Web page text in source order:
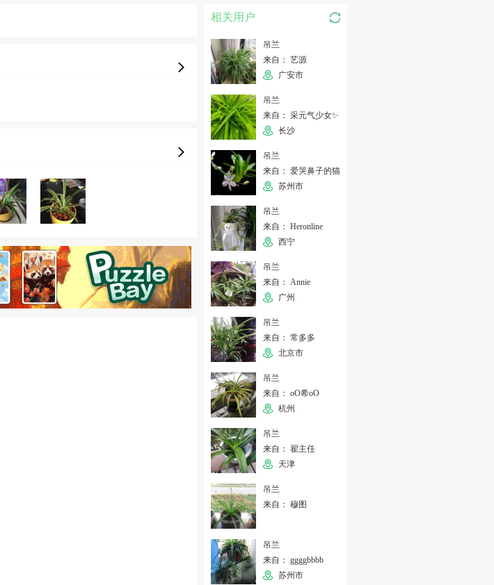
相关用户
吊兰
来自： 艺源
广安市
吊兰
来自： 采元气少女✨
长沙
吊兰
来自： 爱哭鼻子的猫
苏州市
吊兰
来自： Heronline
西宁
吊兰
来自： Annie
广州
吊兰
来自： 常多多
北京市
吊兰
来自： oO希oO
杭州
吊兰
来自： 翟主任
天津
吊兰
来自： 穆图
吊兰
来自： ggggbbbb
苏州市